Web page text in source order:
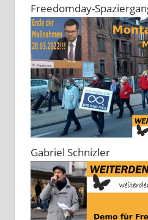
Freedomday-
Gabriel Schnizler